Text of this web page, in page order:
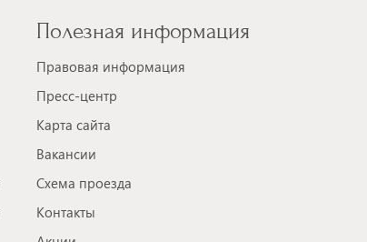
Полезная информация
Правовая информация
Пресс-центр
Карта сайта
Вакансии
Схема проезда
Контакты